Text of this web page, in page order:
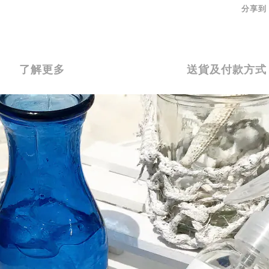
分享到
了解更多 送貨及付款方式